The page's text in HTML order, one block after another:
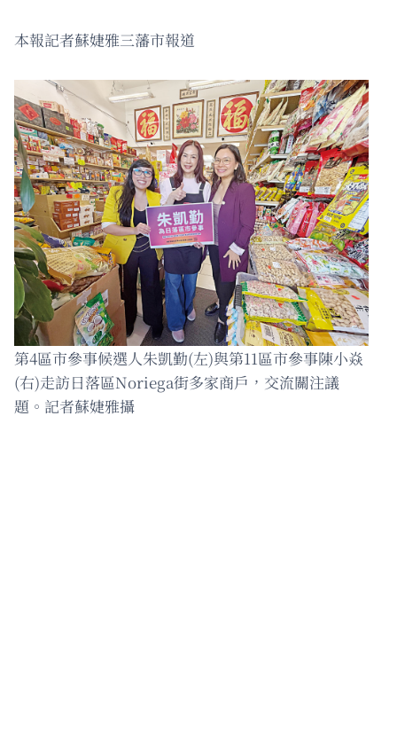
本報記者蘇婕雅三藩市報道
第4區市參事候選人朱凱勤(左)與第11區市參事陳小焱
(右)走訪日落區Noriega街多家商戶，交流關注議
題。記者蘇婕雅攝